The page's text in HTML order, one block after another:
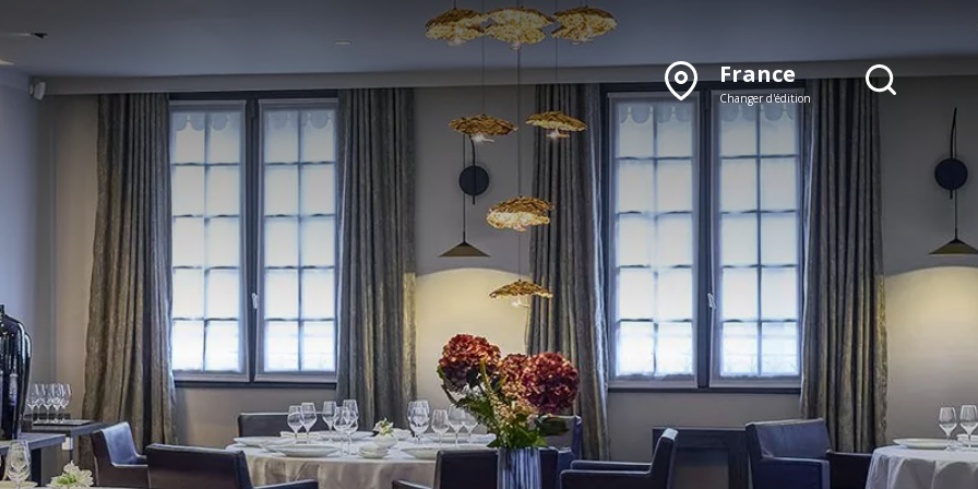
France
Changer d'édition
France Lyon
Rhône‑Alpes